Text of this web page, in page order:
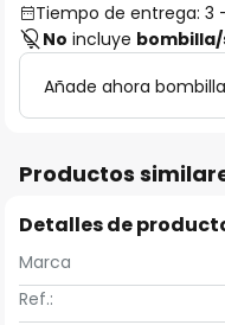
Tiempo de entrega: 3
No incluye
Añade ahora
Productos
Detalles de
Marca
Ref.: